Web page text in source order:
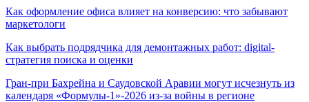
Как оформление офиса влияет на конверсию: что забывают
маркетологи
Как выбрать подрядчика для демонтажных работ: digital-
стратегия поиска и оценки
Гран-при Бахрейна и Саудовской Аравии могут исчезнуть из
календаря «Формулы-1»-2026 из-за войны в регионе